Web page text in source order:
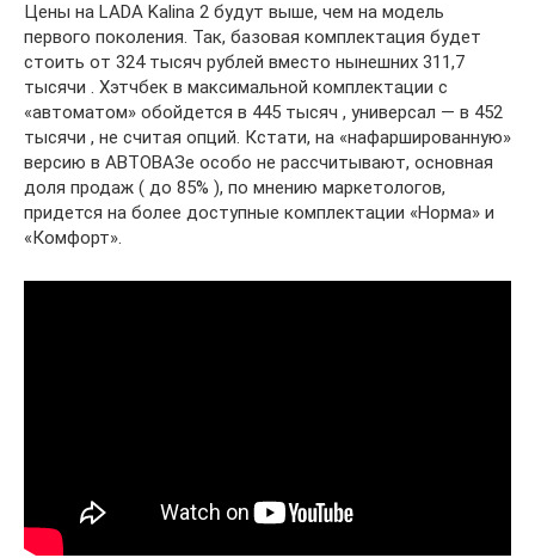
Цены на LADA Kalina 2 будут выше, чем на модель
первого поколения. Так, базовая комплектация будет
стоить от 324 тысяч рублей вместо нынешних 311,7
тысячи . Хэтчбек в максимальной комплектации с
«автоматом» обойдется в 445 тысяч , универсал — в 452
тысячи , не считая опций. Кстати, на «нафаршированную»
версию в АВТОВАЗе особо не рассчитывают, основная
доля продаж ( до 85% ), по мнению маркетологов,
придется на более доступные комплектации «Норма» и
«Комфорт».